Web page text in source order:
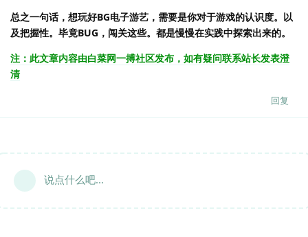
总之一句话，想玩好BG电子游艺，需要是你对于游戏的认识度。以
及把握性。毕竟BUG，闯关这些。都是慢慢在实践中探索出来的。
注：此文章内容由白菜网一搏社区发布，如有疑问联系站长发表澄
清
回复
说点什么吧...